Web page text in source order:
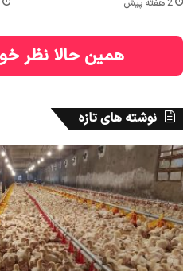
2 هفته پیش
همین حالا نظر
نوشته های تازه